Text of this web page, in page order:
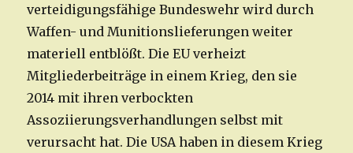
verteidigungsfähige Bundeswehr wird durch
Waffen- und Munitionslieferungen weiter
materiell entblößt. Die EU verheizt
Mitgliederbeiträge in einem Krieg, den sie
2014 mit ihren verbockten
Assoziierungsverhandlungen selbst mit
verursacht hat. Die USA haben in diesem Krieg